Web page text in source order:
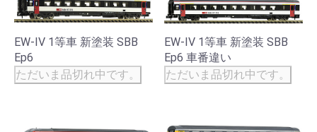
EW-IV 1等車 新塗装 SBB
Ep6
ただいま品切れ中です。
EW-IV 1等車 新塗装 SBB
Ep6 車番違い
ただいま品切れ中です。